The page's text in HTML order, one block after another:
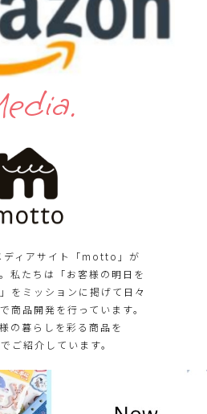
ディアサイト「motto」が
私たちは「お客様の明日を
をミッションに掲げて日々
商品開発を行っています。
の暮らしを彩る商品を
ご紹介しています。